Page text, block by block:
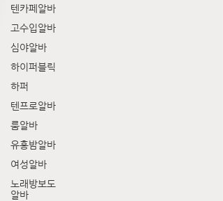
텐카페알바
고수입알바
심야알바
하이퍼블릭
하퍼
텐프로알바
룸알바
유흥밤알바
여성알바
노래방보도
알바